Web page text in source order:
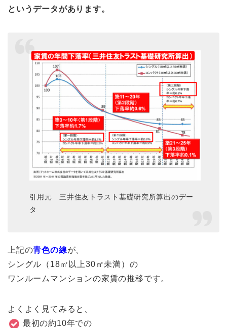
というデータがあります。
引用元 三井住友トラスト基礎研究所算出のデー
タ
上記の青色の線が、
シングル（18㎡以上30㎡未満）の
ワンルームマンションの家賃の推移です。
よくよく見てみると、
最初の約10年での